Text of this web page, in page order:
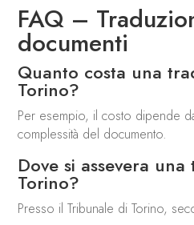
FAQ –
documenti
Quanto costa una
Torino?
Per esempio, il costo dipende
complessità del documento.
Dove si assevera
Torino?
Presso il Tribunale di Torino,